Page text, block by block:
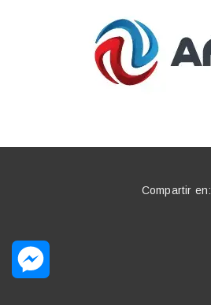
Compartir en: